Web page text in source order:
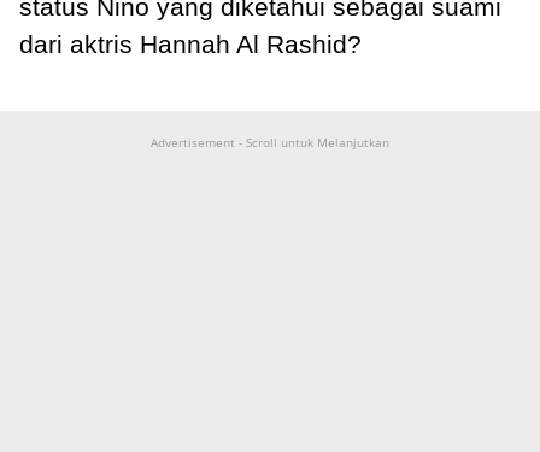
status Nino yang diketahui sebagai suami
dari aktris Hannah Al Rashid?
Advertisement - Scroll untuk Melanjutkan